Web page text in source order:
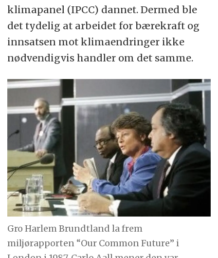
klimapanel (IPCC) dannet. Dermed ble
det tydelig at arbeidet for bærekraft og
innsatsen mot klimaendringer ikke
nødvendigvis handler om det samme.
Gro Harlem Brundtland la frem
miljørapporten “Our Common Future” i